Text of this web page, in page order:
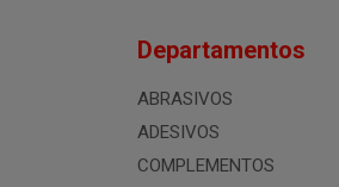
Departamentos
ABRASIVOS
ADESIVOS
COMPLEMENTOS